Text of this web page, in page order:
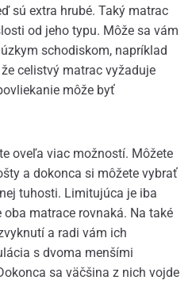
sú extra hrubé. Taký matrac
od jeho typu. Môže sa vám
schodiskom, napríklad
celistvý matrac vyžaduje
môže byť
oveľa viac možností. Môžete
a dokonca si môžete vybrať
tuhosti. Limitujúca je iba
matrace rovnaká. Na také
a radi vám ich
s dvoma menšími
sa väčšina z nich vojde